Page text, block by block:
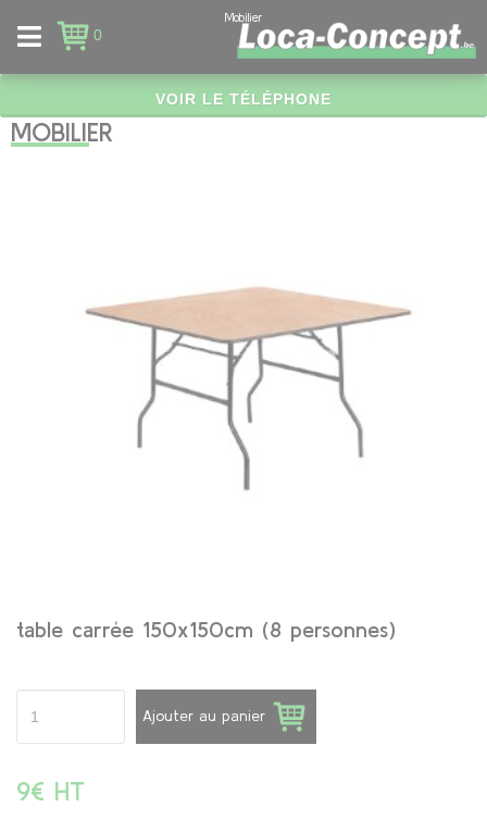
0
Mobilier
VOIR LE TÉLÉPHONE
MOBILIER
table carrée 150x150cm (8 personnes)
Ajouter au panier
9€ HT